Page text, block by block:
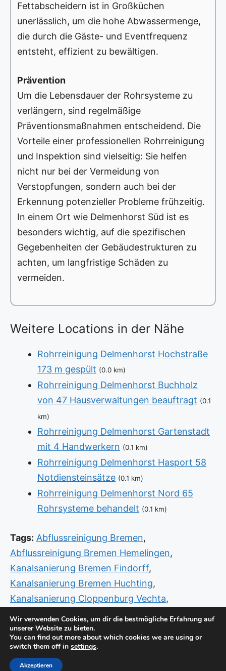
Fettabscheidern ist in Großküchen
unerlässlich, um die hohe Abwassermenge,
die durch die Gäste- und Eventfrequenz
entsteht, effizient zu bewältigen.
Prävention
Um die Lebensdauer der Rohrsysteme zu
verlängern, sind regelmäßige
Präventionsmaßnahmen entscheidend. Die
Vorteile einer professionellen Rohrreinigung
und Inspektion sind vielseitig: Sie helfen
nicht nur bei der Vermeidung von
Verstopfungen, sondern auch bei der
Erkennung potenzieller Probleme frühzeitig.
In einem Ort wie Delmenhorst Süd ist es
besonders wichtig, auf die spezifischen
Gegebenheiten der Gebäudestrukturen zu
achten, um langfristige Schäden zu
vermeiden.
Weitere Locations in der Nähe
Rohrreinigung Delmenhorst Hochstraße
173 m gespült (0.0 km)
Rohrreinigung Delmenhorst Buchholz
von 47 Hausverwaltungen beauftragt (0.1
km)
Rohrreinigung Delmenhorst Gartenstadt
mit 4 Handwerkern (0.1 km)
Rohrreinigung Delmenhorst Hasport 58
Notdiensteinsätze (0.1 km)
Rohrreinigung Delmenhorst Nord 65
Rohrsysteme behandelt (0.1 km)
Tags: Abflussreinigung Bremen,
Abflussreinigung Bremen Hemelingen,
Kanalsanierung Bremen Findorff,
Kanalsanierung Bremen Huchting,
Kanalsanierung Cloppenburg Vechta,
Rohrreinigung Achim
Rohrreinigung Brake
Unterweser Westerstede
Oberschönhausen,Sanitär Notdienst Bremen
Huchting,Sanitär Notdienst Delmenhorst West
Wir verwenden Cookies, um dir die bestmögliche Erfahrung auf
unserer Website zu bieten.
You can find out more about which cookies we are using or
switch them off in settings.
Akzeptieren